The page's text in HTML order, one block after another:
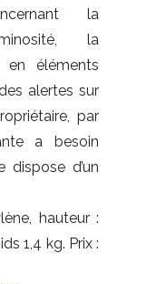
la
la
éléments
alertes sur
par
a besoin
dispose d’un
hauteur :
1,4 kg. Prix :